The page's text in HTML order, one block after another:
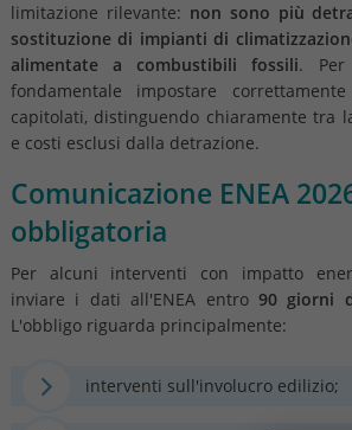
limitazione rilevante: non sono più
sostituzione di impianti di
alimentate a combustibili fossili.
fondamentale impostare
capitolati, distinguendo chiaramente tra
e costi esclusi dalla detrazione.
Comunicazione ENEA
obbligatoria
Per alcuni interventi con impatto
inviare i dati all'ENEA entro 90 giorni
L'obbligo riguarda principalmente:
interventi sull'involucro edilizio;